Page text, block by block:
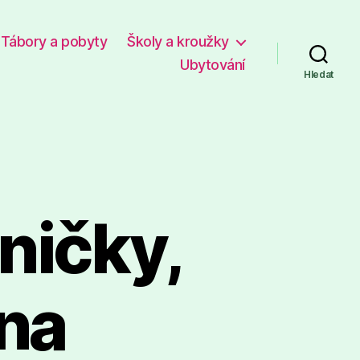
Tábory a pobyty
Školy a kroužky
Ubytování
Hledat